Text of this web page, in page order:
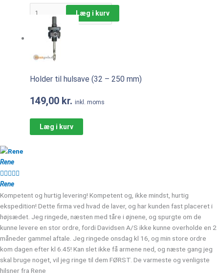
Læg i kurv
Holder til hulsave (32 – 250 mm)
149,00 kr. inkl. moms
Læg i kurv
Rene

Rene
Kompetent og hurtig levering! Kompetent og, ikke mindst, hurtig
ekspedition! Dette firma ved hvad de laver, og har kunden fast placeret i
højsædet. Jeg ringede, næsten med tåre i øjnene, og spurgte om de
kunne levere en stor ordre, fordi Davidsen A/S ikke kunne overholde en 2
måneder gammel aftale. Jeg ringede onsdag kl 16, og min store ordre
kom dagen efter kl 6.45! Kan slet ikke få armene ned, og næste gang jeg
skal bruge noget, vil jeg ringe til dem FØRST. De varmeste og venligste
hilsner fra Rene